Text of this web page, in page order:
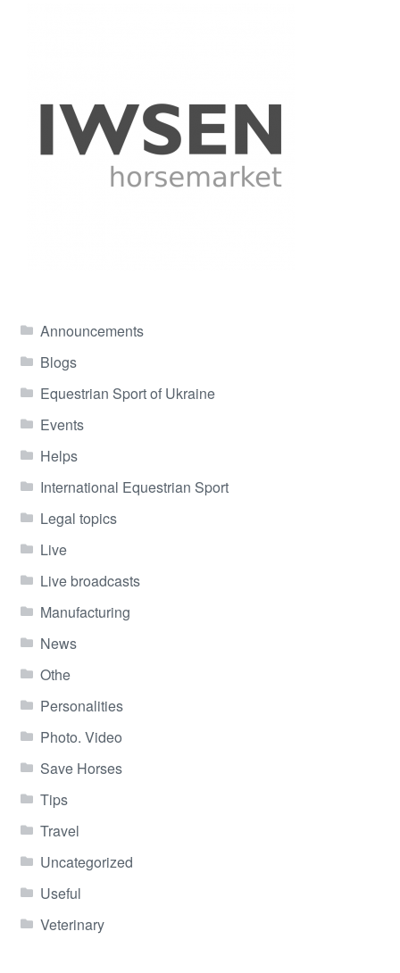
Announcements
Blogs
Equestrian Sport of Ukraine
Events
Helps
International Equestrian Sport
Legal topics
Live
Live broadcasts
Manufacturing
News
Othe
Personalities
Photo. Video
Save Horses
Tips
Travel
Uncategorized
Useful
Veterinary